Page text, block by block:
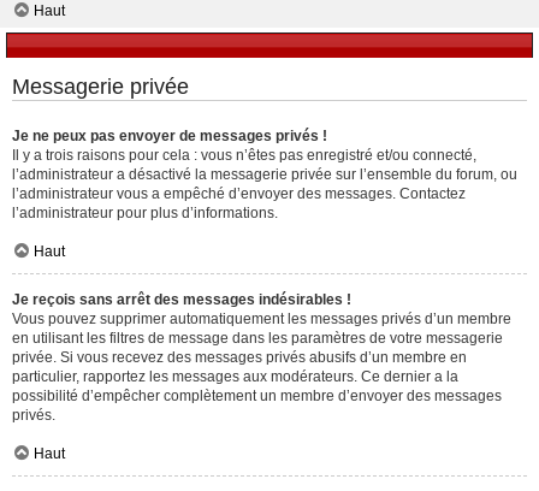
Haut
Messagerie privée
Je ne peux pas envoyer de messages privés !
Il y a trois raisons pour cela : vous n’êtes pas enregistré et/ou connecté,
l’administrateur a désactivé la messagerie privée sur l’ensemble du forum, ou
l’administrateur vous a empêché d’envoyer des messages. Contactez
l’administrateur pour plus d’informations.
Haut
Je reçois sans arrêt des messages indésirables !
Vous pouvez supprimer automatiquement les messages privés d’un membre
en utilisant les filtres de message dans les paramètres de votre messagerie
privée. Si vous recevez des messages privés abusifs d’un membre en
particulier, rapportez les messages aux modérateurs. Ce dernier a la
possibilité d’empêcher complètement un membre d’envoyer des messages
privés.
Haut